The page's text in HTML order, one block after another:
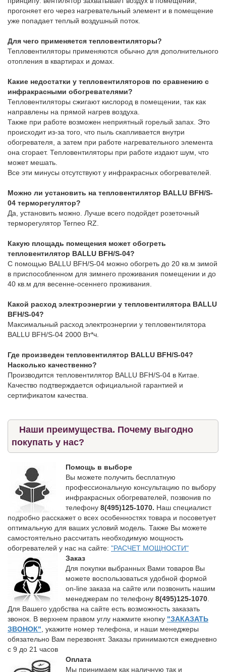
прогоняет его через нагревательный элемент и в помещение
уже попадает теплый воздушный поток.
Для чего применяется тепловентиляторы?
Тепловентиляторы применяются обычно для дополнительного
отопления в квартирах и домах.
Какие недостатки у тепловентиляторов по сравнению с
инфракрасными обогревателями?
Тепловентиляторы сжигают кислород в помещении, так как
направлены на прямой нагрев воздуха.
Также при работе возможен неприятный горелый запах. Это
происходит из-за того, что пыль скапливается внутри
обогревателя, а затем при работе нагревательного элемента
она сгорает. Тепловентиляторы при работе издают шум, что
может мешать.
Все эти минусы отсутствуют у инфракрасных обогревателей.
Можно ли установить на тепловентилятор BALLU BFH/S-
04 терморегулятор?
Да, установить можно. Лучше всего подойдет розеточный
терморегулятор Terneo RZ.
Какую площадь помещения может обогреть
тепловентилятор BALLU BFH/S-04?
C помощью BALLU BFH/S-04 можно обогреть до 20 кв.м зимой
в приспособленном для зимнего проживания помещении и до
40 кв.м для весенне-осеннего проживания.
Какой расход электроэнергии у тепловентилятора BALLU
BFH/S-04?
Максимальный расход электроэнергии у тепловентилятора
BALLU BFH/S-04 2000 Вт*ч.
Где произведен тепловентилятор BALLU BFH/S-04?
Насколько качественно?
Производится тепловентилятор BALLU BFH/S-04 в Китае.
Качество подтверждается официальной гарантией и
сертификатом качества.
Наши преимущества. Почему выгодно
покупать у нас?
Помощь в выборе
Вы можете получить бесплатную
профессиональную консультацию по выбору
инфракрасных обогревателей, позвонив по
телефону 8(495)125-1070. Наш специалист
подробно расскажет о всех особенностях товара и посоветует
оптимальную для ваших условий модель. Также Вы можете
самостоятельно рассчитать необходимую мощность
обогревателей у нас на сайте: "РАСЧЕТ МОЩНОСТИ"
Заказ
Для покупки выбранных Вами товаров Вы
можете воспользоваться удобной формой
on-line заказа на сайте или позвонить нашим
менеджерам по телефону 8(495)125-1070
Для Вашего удобства на сайте есть возможность заказать
звонок. В верхнем правом углу нажмите кнопку "ЗАКАЗАТЬ
ЗВОНОК" , укажите номер телефона, и наши менеджеры
обязательно Вам перезвонят. Заказы принимаются ежедневно
с 9 до 21 часов
Оплата
Мы принимаем как наличную так и